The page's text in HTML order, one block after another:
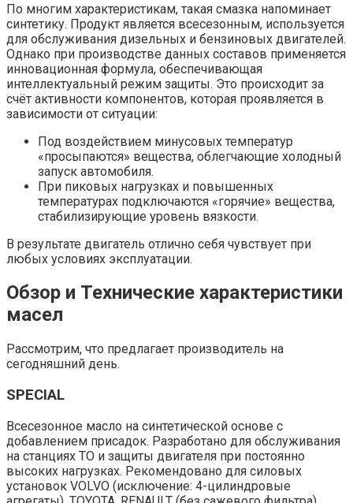
По многим характеристикам, такая смазка напоминает
синтетику. Продукт является всесезонным, используется
для обслуживания дизельных и бензиновых двигателей.
Однако при производстве данных составов применяется
инновационная формула, обеспечивающая
интеллектуальный режим защиты. Это происходит за
счёт активности компонентов, которая проявляется в
зависимости от ситуации:
Под воздействием минусовых температур
«просыпаются» вещества, облегчающие холодный
запуск автомобиля.
При пиковых нагрузках и повышенных
температурах подключаются «горячие» вещества,
стабилизирующие уровень вязкости.
В результате двигатель отлично себя чувствует при
любых условиях эксплуатации.
Обзор и Технические характеристики
масел
Рассмотрим, что предлагает производитель на
сегодняшний день.
SPECIAL
Всесезонное масло на синтетической основе с
добавлением присадок. Разработано для обслуживания
на станциях ТО и защиты двигателя при постоянно
высоких нагрузках. Рекомендовано для силовых
установок VOLVO (исключение: 4-цилиндровые